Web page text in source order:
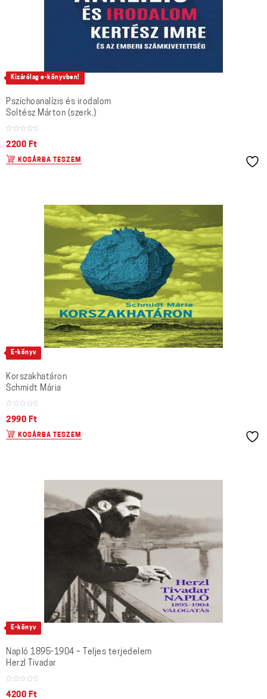
Kizárólag e-könyvben!
Pszichoanalízis és irodalom
Soltész Márton (szerk.)
2200 Ft
KOSÁRBA TESZEM
E-könyv
Korszakhatáron
Schmidt Mária
2990 Ft
KOSÁRBA TESZEM
E-könyv
Napló 1895-1904 – Teljes terjedelem
Herzl Tivadar
4200 Ft